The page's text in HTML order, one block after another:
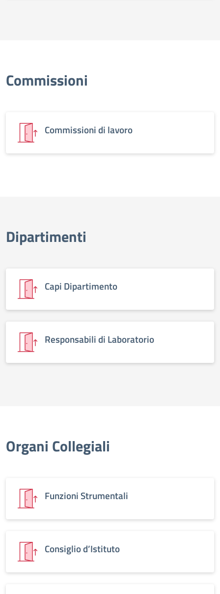
Commissioni
Commissioni di lavoro
Dipartimenti
Capi Dipartimento
Responsabili di Laboratorio
Organi Collegiali
Funzioni Strumentali
Consiglio d’Istituto